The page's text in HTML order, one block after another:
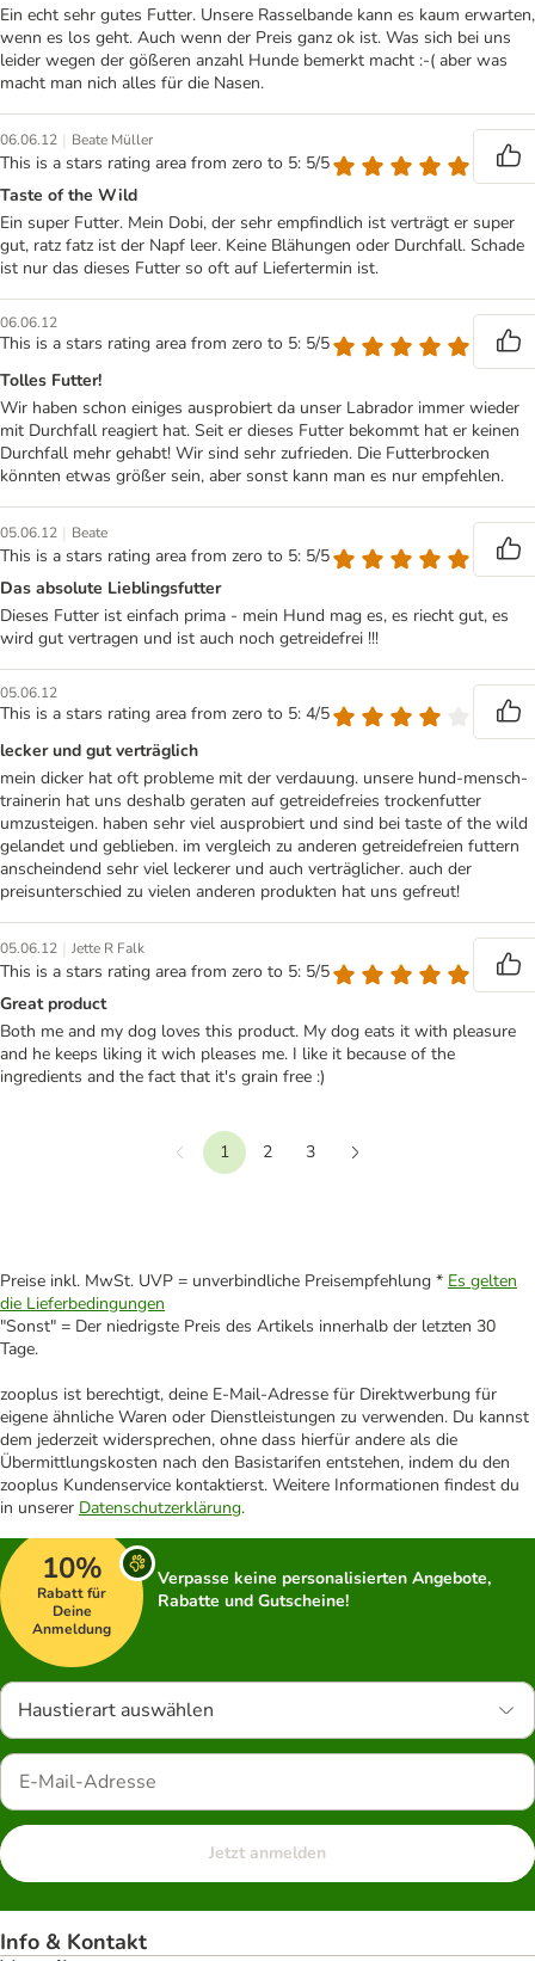
Ein echt sehr gutes Futter. Unsere Rasselbande kann es kaum erwarten,
wenn es los geht. Auch wenn der Preis ganz ok ist. Was sich bei uns
leider wegen der gößeren anzahl Hunde bemerkt macht :-( aber was
macht man nich alles für die Nasen.
06.06.12 | Beate Müller
This is a stars rating area from zero to 5: 5/5
Taste of the Wild
Ein super Futter. Mein Dobi, der sehr empfindlich ist verträgt er super
gut, ratz fatz ist der Napf leer. Keine Blähungen oder Durchfall. Schade
ist nur das dieses Futter so oft auf Liefertermin ist.
06.06.12
This is a stars rating area from zero to 5: 5/5
Tolles Futter!
Wir haben schon einiges ausprobiert da unser Labrador immer wieder
mit Durchfall reagiert hat. Seit er dieses Futter bekommt hat er keinen
Durchfall mehr gehabt! Wir sind sehr zufrieden. Die Futterbrocken
könnten etwas größer sein, aber sonst kann man es nur empfehlen.
05.06.12 | Beate
This is a stars rating area from zero to 5: 5/5
Das absolute Lieblingsfutter
Dieses Futter ist einfach prima - mein Hund mag es, es riecht gut, es
wird gut vertragen und ist auch noch getreidefrei !!!
05.06.12
This is a stars rating area from zero to 5: 4/5
lecker und gut verträglich
mein dicker hat oft probleme mit der verdauung. unsere hund-mensch-
trainerin hat uns deshalb geraten auf getreidefreies trockenfutter
umzusteigen. haben sehr viel ausprobiert und sind bei taste of the wild
gelandet und geblieben. im vergleich zu anderen getreidefreien futtern
anscheindend sehr viel leckerer und auch verträglicher. auch der
preisunterschied zu vielen anderen produkten hat uns gefreut!
05.06.12 | Jette R Falk
This is a stars rating area from zero to 5: 5/5
Great product
Both me and my dog loves this product. My dog eats it with pleasure
and he keeps liking it wich pleases me. I like it because of the
ingredients and the fact that it's grain free :)
Vorherige
1 2
3
Preise inkl. MwSt. UVP = unverbindliche Preisempfehlung * Es gelten
die Lieferbedingungen
"Sonst" = Der niedrigste Preis des Artikels innerhalb der letzten 30
Tage.
zooplus ist berechtigt, deine E-Mail-Adresse für Direktwerbung für
eigene ähnliche Waren oder Dienstleistungen zu verwenden. Du kannst
dem jederzeit widersprechen, ohne dass hierfür andere als die
Übermittlungskosten nach den Basistarifen entstehen, indem du den
zooplus Kundenservice kontaktierst. Weitere Informationen findest du
in unserer Datenschutzerklärung.
10%
Rabatt für
Deine
Anmeldung
Verpasse keine personalisierten Angebote,
Rabatte und Gutscheine!
Haustierart auswählen
Jetzt anmelden
Info & Kontakt